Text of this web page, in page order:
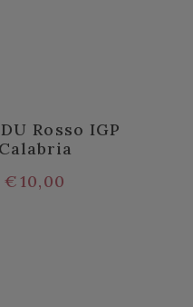
Rosso IGP
Calabria
€ 10,00